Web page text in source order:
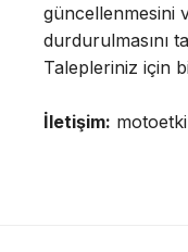
güncellenmesini
durdurulmasını
Talepleriniz için
İletişim: